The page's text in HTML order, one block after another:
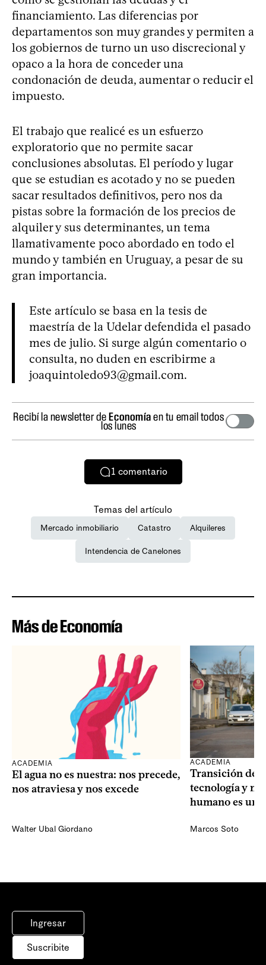
financiamiento. Las diferencias por
departamentos son muy grandes y permiten a
los gobiernos de turno un uso discrecional y
opaco a la hora de conceder una
condonación de deuda, aumentar o reducir el
impuesto.
El trabajo que realicé es un esfuerzo
exploratorio que no permite sacar
conclusiones absolutas. El período y lugar
que se estudian es acotado y no se pueden
sacar resultados definitivos, pero nos da
pistas sobre la formación de los precios de
alquiler y sus determinantes, un tema
llamativamente poco abordado en todo el
mundo y también en Uruguay, a pesar de su
gran importancia.
Este artículo se basa en la tesis de
maestría de la Udelar defendida el pasado
mes de julio. Si surge algún comentario o
consulta, no duden en escribirme a
joaquintoledo93@gmail.com.
Recibí la newsletter deEconomíaen tu email todos
los lunes
1 comentario
Temas del artículo
Mercado inmobiliario Catastro Alquileres
Intendencia de Canelones
Más de Economía
ACADEMIA
El agua no es nuestra: nos precede,
nos atraviesa y nos excede
Walter Ubal Giordano
ACADEMIA
Transición
tecnología y
humano es
Marcos Soto
Ingresar
Suscribite